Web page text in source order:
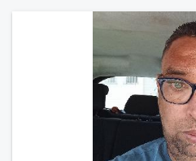
naturellement ,sans fards